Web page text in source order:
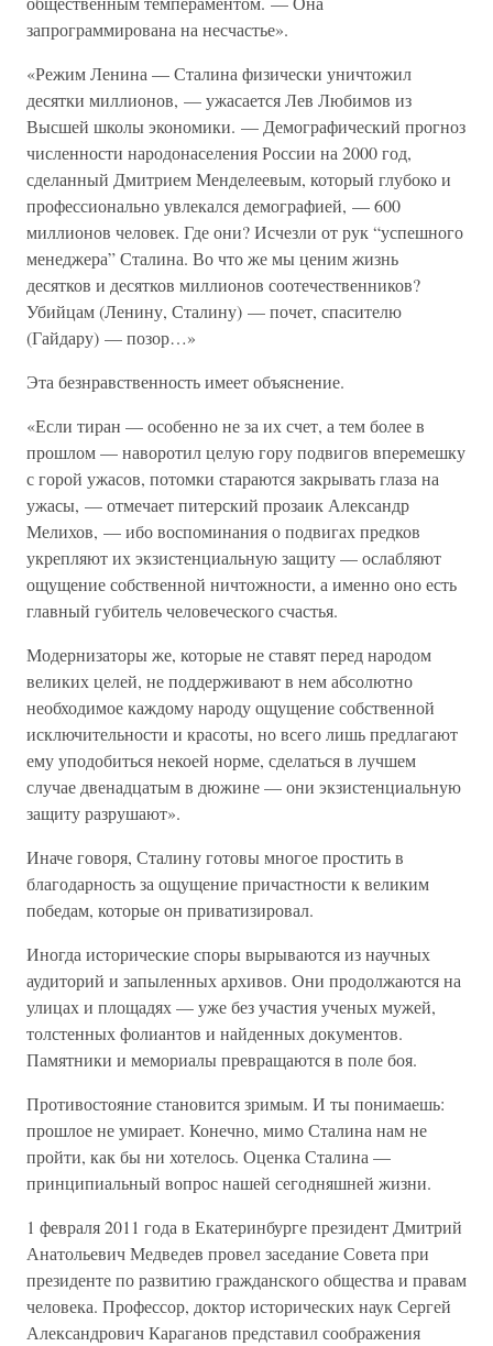
запрограммирована на несчастье».
«Режим Ленина — Сталина физически уничтожил
десятки миллионов, — ужасается Лев Любимов из
Высшей школы экономики. — Демографический прогноз
численности народонаселения России на 2000 год,
сделанный Дмитрием Менделеевым, который глубоко и
профессионально увлекался демографией, — 600
миллионов человек. Где они? Исчезли от рук “успешного
менеджера” Сталина. Во что же мы ценим жизнь
десятков и десятков миллионов соотечественников?
Убийцам (Ленину, Сталину) — почет, спасителю
(Гайдару) — позор…»
Эта безнравственность имеет объяснение.
«Если тиран — особенно не за их счет, а тем более в
прошлом — наворотил целую гору подвигов вперемешку
с горой ужасов, потомки стараются закрывать глаза на
ужасы, — отмечает питерский прозаик Александр
Мелихов, — ибо воспоминания о подвигах предков
укрепляют их экзистенциальную защиту — ослабляют
ощущение собственной ничтожности, а именно оно есть
главный губитель человеческого счастья.
Модернизаторы же, которые не ставят перед народом
великих целей, не поддерживают в нем абсолютно
необходимое каждому народу ощущение собственной
исключительности и красоты, но всего лишь предлагают
ему уподобиться некоей норме, сделаться в лучшем
случае двенадцатым в дюжине — они экзистенциальную
защиту разрушают».
Иначе говоря, Сталину готовы многое простить в
благодарность за ощущение причастности к великим
победам, которые он приватизировал.
Иногда исторические споры вырываются из научных
аудиторий и запыленных архивов. Они продолжаются на
улицах и площадях — уже без участия ученых мужей,
толстенных фолиантов и найденных документов.
Памятники и мемориалы превращаются в поле боя.
Противостояние становится зримым. И ты понимаешь:
прошлое не умирает. Конечно, мимо Сталина нам не
пройти, как бы ни хотелось. Оценка Сталина —
принципиальный вопрос нашей сегодняшней жизни.
1 февраля 2011 года в Екатеринбурге президент Дмитрий
Анатольевич Медведев провел заседание Совета при
президенте по развитию гражданского общества и правам
человека. Профессор, доктор исторических наук Сергей
Александрович Караганов представил соображения